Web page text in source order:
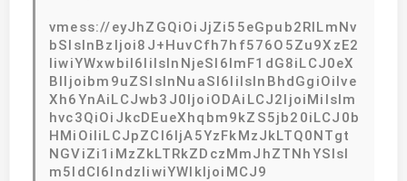
vmess://eyJhZGQiOiJjZi55eGpub2RlLmNv
bSIsInBzIjoi8J+HuvCfh7hf576O5Zu9XzE2
IiwiYWxwbiI6IiIsInNjeSI6ImF1dG8iLCJ0eX
BlIjoibm9uZSIsInNuaSI6IiIsInBhdGgiOiIve
Xh6YnAiLCJwb3J0IjoiODAiLCJ2IjoiMiIsIm
hvc3QiOiJkcDEueXhqbm9kZS5jb20iLCJ0b
HMiOiIiLCJpZCI6IjA5YzFkMzJkLTQ0NTgt
NGViZi1iMzZkLTRkZDczMmJhZTNhYSIsI
m5ldCI6IndzIiwiYWlkIjoiMCJ9